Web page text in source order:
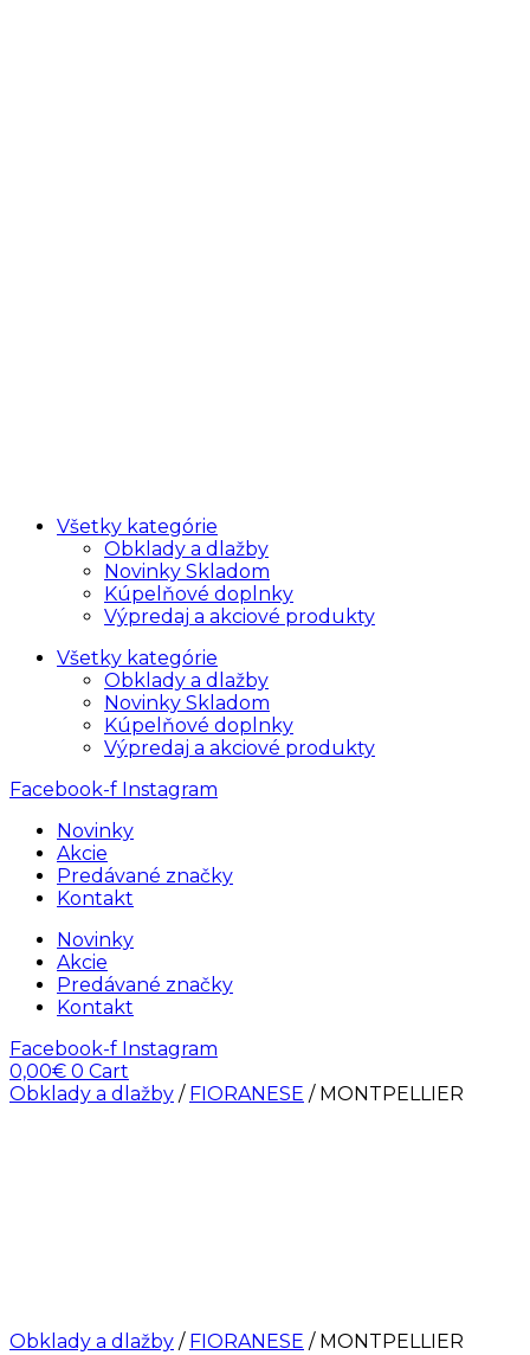
Všetky kategórie
Obklady a dlažby
Novinky Skladom
Kúpelňové doplnky
Výpredaj a akciové produkty
Všetky kategórie
Obklady a dlažby
Novinky Skladom
Kúpelňové doplnky
Výpredaj a akciové produkty
Facebook-f Instagram
Novinky
Akcie
Predávané značky
Kontakt
Novinky
Akcie
Predávané značky
Kontakt
Facebook-f Instagram
0,00€ 0 Cart
Obklady a dlažby / FIORANESE / MONTPELLIER
Obklady a dlažby / FIORANESE / MONTPELLIER